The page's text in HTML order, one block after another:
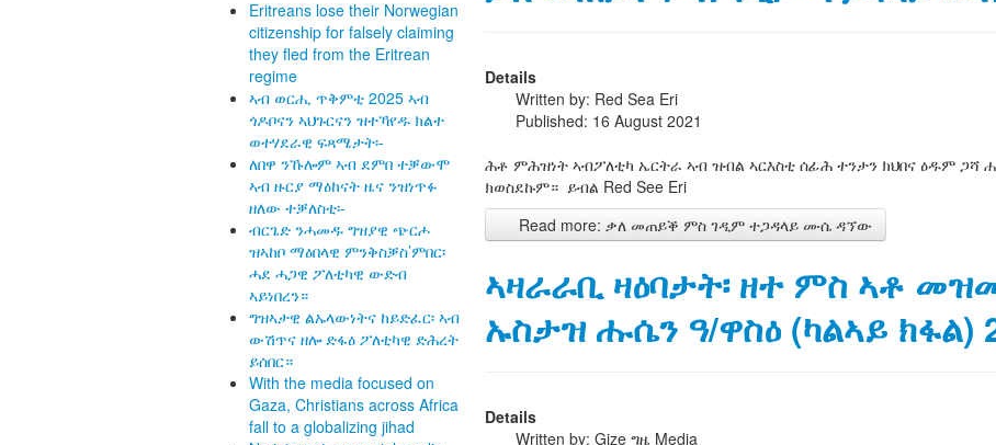
Eritreans lose their Norwegian
citizenship for falsely claiming
they fled from the Eritrean
regime
ኣብ ወርሒ ጥቅምቲ 2025 ኣብ
ጎዶቦናን ኣህጉርናን ዝተኻየዱ ክልተ
ወተሃደራዊ ፍጻሜታት፡-
ለበዋ ንኹሎም ኣብ ደምበ ተቓውሞ
ኣብ ዙርያ ማዕከናት ዜና ንዝነጥፉ
ዘለው ተቓለስቲ፡-
ብርጌድ ንሓመዱ ግዝያዊ ጭርሖ
ዝኣከቦ ማዕበላዊ ምንቅስቓስ’ምበር፡
ሓደ ሓጋዊ ፖለቲካዊ ውድብ
ኣይነበረን።
ግዝኣታዊ ልኡላውነትና ከይድፈር፡ ኣብ
ውሽጥና ዘሎ ድፋዕ ፖለቲካዊ ድሕረት
ይሰበር።
With the media focused on
Gaza, Christians across Africa
fall to a globalizing jihad
Details
Written by: Red Sea Eri
Published: 16 August 2021
ሕቶ ምሕዝነት ኣብፖለቲካ ኤርትራ ኣብ ዝብል ኣርእስቲ ሰፊሕ ተንታን ክህበና ዕዱም
ክወስደኩም። ይብል Red See Eri
Read more: ቃለ መጠይቕ ምስ ገዲም ተጋዳላይ ሙሴ ዳኘው
ኣዛራራቢ ዛዕባታት፡ ዘተ ምስ ኣቶ
ኡስታዝ ሑሴን ዓ/ዋስዕ (ካልኣይ ክፋል)
Details
Written by: Gize ግዜ Media